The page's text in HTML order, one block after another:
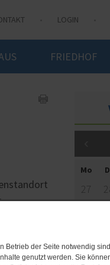
Betrieb der Seite notwendig
genutzt werden. Sie
LOGIN
FRIEDHOF
Mo
27
17